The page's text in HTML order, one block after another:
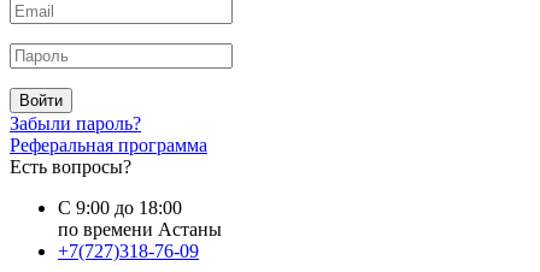
Войти
Забыли пароль?
Реферальная программа
Есть вопросы?
С 9:00 до 18:00
по времени Астаны
+7(727)318-76-09